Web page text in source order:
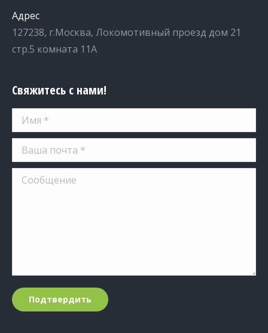
Адрес
127238, г.Москва, Локомотивный проезд дом 21
стр.5 комната 11А
Свяжитесь с нами!
Имя *
Ваша почта *
Сообщение
Подтвердить